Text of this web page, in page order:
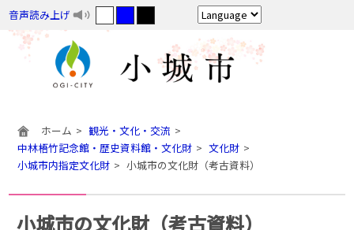
音声読み上げ
ホーム
観光・文化・交流
中林梧竹記念館・歴史資料館・文化財
文化財
小城市内指定文化財
小城市の文化財（考古資料）
小城市の文化財（考古資料）